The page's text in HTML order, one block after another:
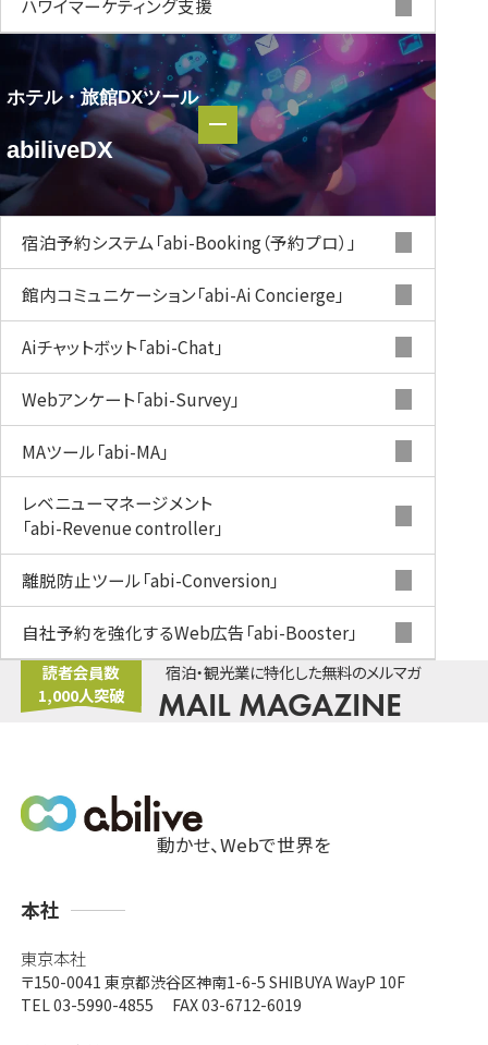
ハワイマーケティング支援
ホテル・
旅館DXツール
abiliveDX
ホテル・旅館DXツール
abiliveDX
宿泊予約システム 「abi-Booking（予約プロ）」
館内コミュニケーション「abi-Ai Concierge」
Aiチャットボット「abi-Chat」
Webアンケート「abi-Survey」
MAツール「abi-MA」
レベニューマネージメント
「abi-Revenue controller」
離脱防止ツール「abi-Conversion」
自社予約を強化するWeb広告 「abi-Booster」
宿泊・観光業に特化した無料のメルマガ
MAIL MAGAZINE
読者会員数
1,000人突破
動かせ、Webで世界を
支
本社
東京本社
〒150-0041 東京都渋谷区神南1-6-5 SHIBUYA WayP 10F
TEL 03-5990-4855 FAX 03-6712-6019